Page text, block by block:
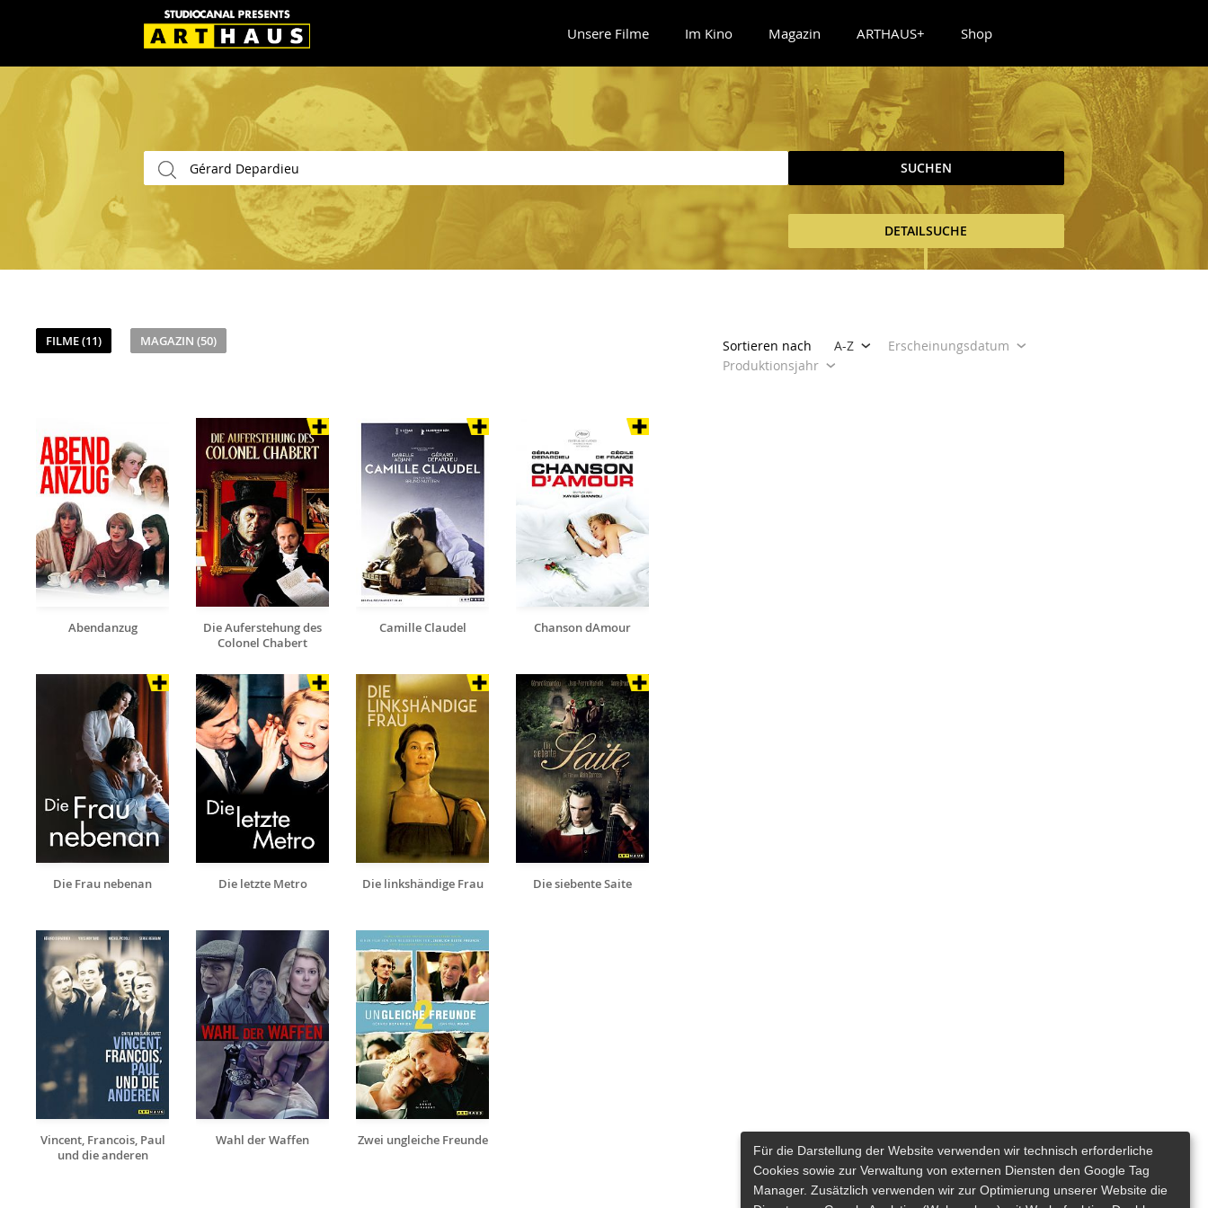
Unsere Filme Im Kino Magazin ARTHAUS+ Shop
SUCHEN
DETAILSUCHE
FILME (11) MAGAZIN (50) Sortieren nach A-Z
Erscheinungsdatum
Produktionsjahr
Abendanzug
Die Auferstehung des
Colonel Chabert
Camille Claudel Chanson dAmour
Die Frau nebenan Die letzte Metro Die linkshändige Frau Die siebente Saite
Vincent, Francois, Paul
und die anderen
Wahl der Waffen Zwei ungleiche Freunde
Für die Darstellung der Website verwenden wir technisch erforderliche
Cookies sowie zur Verwaltung von externen Diensten den Google Tag
Manager. Zusätzlich verwenden wir zur Optimierung unserer Website die